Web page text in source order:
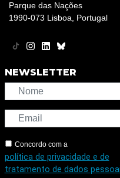
Parque das Nações
1990-073 Lisboa, Portugal
NEWSLETTER
Concordo com a
política de privacidade e de
tratamento de dados